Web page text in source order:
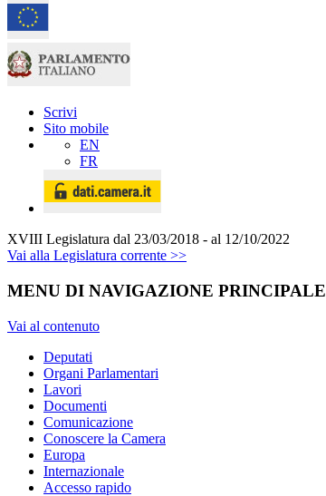
Scrivi
Sito mobile
EN
FR
XVIII Legislatura dal 23/03/2018 - al 12/10/2022
Vai alla Legislatura corrente >>
MENU DI NAVIGAZIONE PRINCIPALE
Vai al contenuto
Deputati
Organi Parlamentari
Lavori
Documenti
Comunicazione
Conoscere la Camera
Europa
Internazionale
Accesso rapido